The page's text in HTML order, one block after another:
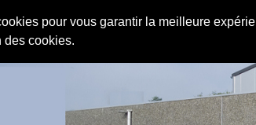
pour vous garantir la meilleure
des cookies.Devis charpentier dansla